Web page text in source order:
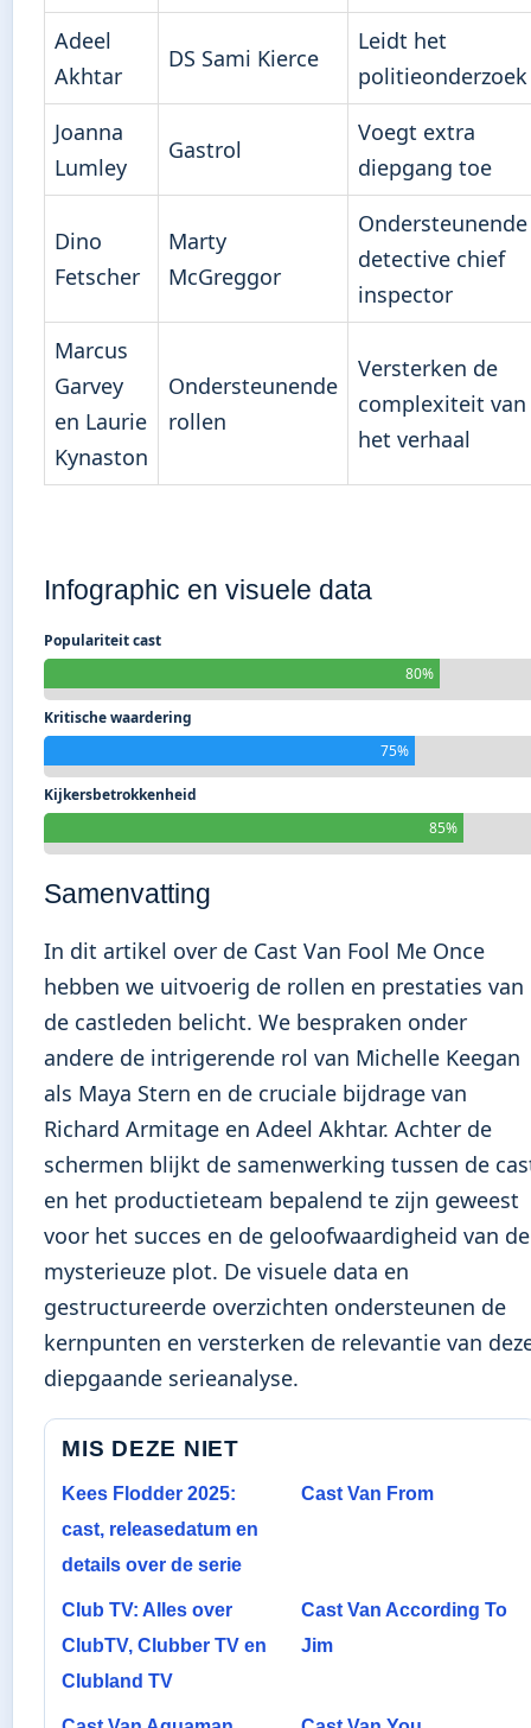
Adeel
Akhtar
DS Sami Kierce
Leidt het
politieonderzoek
Joanna
Lumley
Gastrol
Voegt extra
diepgang toe
Dino
Fetscher
Marty
McGreggor
Ondersteunende
detective chief
inspector
Marcus
Garvey
en Laurie
Kynaston
Ondersteunende
rollen
Versterken de
complexiteit van
het verhaal
Infographic en visuele data
Populariteit cast
80%
Kritische waardering
75%
Kijkersbetrokkenheid
85%
Samenvatting
In dit artikel over de Cast Van Fool Me Once
hebben we uitvoerig de rollen en prestaties van
de castleden belicht. We bespraken onder
andere de intrigerende rol van Michelle Keegan
als Maya Stern en de cruciale bijdrage van
Richard Armitage en Adeel Akhtar. Achter de
schermen blijkt de samenwerking tussen de
en het productieteam bepalend te zijn geweest
voor het succes en de geloofwaardigheid van de
mysterieuze plot. De visuele data en
gestructureerde overzichten ondersteunen de
kernpunten en versterken de relevantie van
diepgaande serieanalyse.
MIS DEZE NIET
Kees Flodder 2025:
cast, releasedatum en
details over de serie
Cast Van From
Club TV: Alles over
ClubTV, Clubber TV en
Clubland TV
Cast Van According To
Jim